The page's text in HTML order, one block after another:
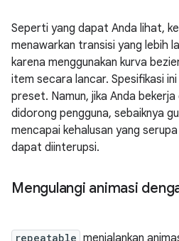
Seperti yang dapat Anda lihat,
menawarkan transisi yang lebih
karena menggunakan kurva
item secara lancar. Spesifikasi
preset. Namun, jika Anda
didorong pengguna, sebaiknya
mencapai kehalusan yang
dapat diinterupsi.
Mengulangi animasi
repeatable menjalankan